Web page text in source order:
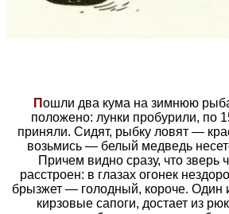
Пошли два кума на зимнюю
положено: лунки пробурили, по
приняли. Сидят, рыбку ловят —
возьмись — белый медведь
Причем видно сразу, что зверь
расстроен: в глазах огонек
брызжет — голодный, короче. Один
кирзовые сапоги, достает из